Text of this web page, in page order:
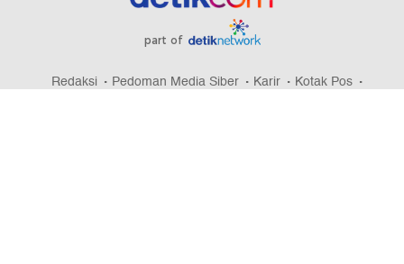
part of
Redaksi Pedoman Media Siber Karir
Kotak Pos